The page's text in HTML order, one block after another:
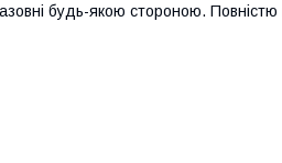
будь-якою стороною. Повністю